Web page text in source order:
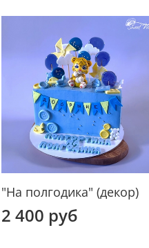
"На полгодика" (декор)
2 400 руб